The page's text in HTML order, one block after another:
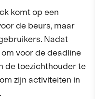
komt op een
de beurs, maar
Nadat
voor de deadline
de toezichthouder te
zijn activiteiten in